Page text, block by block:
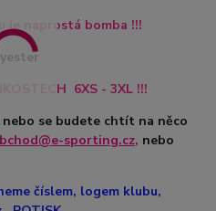
je naprostá bomba !!!
6XS - 3XL !!!
se budete chtít na něco
sporting.cz, nebo
číslem, logem klubu,